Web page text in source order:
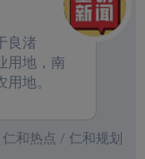
良渚
用地，南
地。
仁和热点 / 仁和规划